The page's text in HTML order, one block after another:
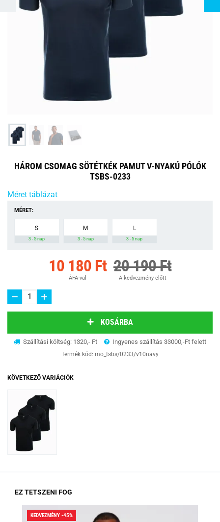
HÁROM CSOMAG SÖTÉTKÉK PAMUT V-NYAKÚ PÓLÓK
TSBS-0233
Méret táblázat
MÉRET:
S
3 - 5 nap
M
3 - 5 nap
L
3 - 5 nap
10 180 Ft
ÁFA-val
20 190 Ft
A kedvezmény előtt
KOSÁRBA
Szállítási költség: 1320,- Ft Ingyenes szállítás 33000,-Ft felett
Termék kód: mo_tsbs/0233/v10navy
KÖVETKEZŐ VARIÁCIÓK
EZ TETSZENI FOG
KEDVEZMÉNY -45%